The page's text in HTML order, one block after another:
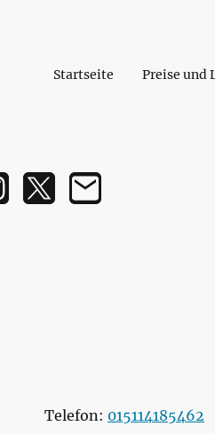
Startseite Preise und
Telefon: 015114185462